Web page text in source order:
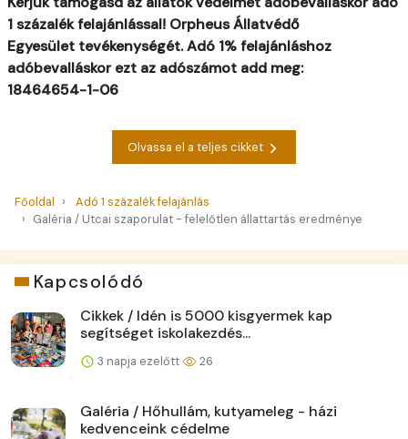
1 százalékfelajánlással! Orpheus Állatvédő
Egyesület tevékenységét.Adó 1% felajánláshoz
adóbevalláskor ezt az adószámot add meg:
18464654-1-06
Olvassa el a teljes cikket
Főoldal
Adó 1 százalék felajánlás
Galéria / Utcai szaporulat - felelőtlen állattartás eredménye
Kapcsolódó
Cikkek / Idén is 5000 kisgyermek kap
segítséget iskolakezdés...
3 napja ezelőtt 26
Galéria / Hőhullám, kutyameleg - házi
kedvenceink cédelme